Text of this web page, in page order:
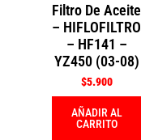
Filtro De Aceite
– HIFLOFILTRO
– HF141 –
YZ450 (03-08)
$5.900
AÑADIR AL
CARRITO